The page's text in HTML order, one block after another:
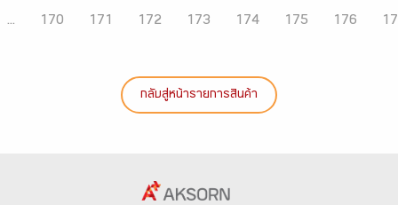
... 170 171 172 173 174 175 176
กลับสู่หน้ารายการสินค้า